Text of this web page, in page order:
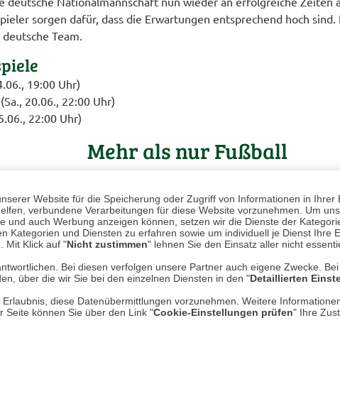
Website für die Speicherung oder Zugriff von Informationen in
verbundene Verarbeitungen für diese Website vorzunehmen. Um
und auch Werbung anzeigen können, setzen wir die Dienste der
Kategorien und Diensten zu erfahren sowie um individuell je Dienst Ihre
Mit Klick auf "Nicht zustimmen" lehnen Sie den Einsatz aller nicht
Bei diesen verfolgen unsere Partner auch eigene Zwecke.
über die wir Sie bei den einzelnen Diensten in den "Detaillierten
diese Datenübermittlungen vorzunehmen. Weitere
Seite können Sie über den Link "Cookie-Einstellungen prüfen" Ihre
sorgen dafür, dass die Erwartungen entsprechend hoch sind.
Team.
19:00 Uhr)
20.06., 22:00 Uhr)
22:00 Uhr)
Mehr als nur Fußball
wieder für jene besonderen Momente, die den Fußball weit über
aufmerksam verfolgen und berichten, wie sich die drei